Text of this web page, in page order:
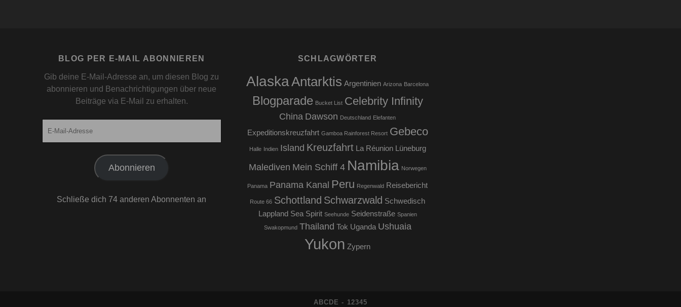
BLOG PER E-MAIL ABONNIEREN
Gib deine E-Mail-Adresse an, um diesen Blog zu
abonnieren und Benachrichtigungen über neue
Beiträge via E-Mail zu erhalten.
Abonnieren
Schließe dich 74 anderen Abonnenten an
SCHLAGWÖRTER
AlaskaAntarktis Argentinien Arizona Barcelona
Blogparade Bucket List Celebrity Infinity
China Dawson Deutschland Elefanten
Expeditionskreuzfahrt Gamboa Rainforest Resort Gebeco
Halle Indien Island Kreuzfahrt La Réunion Lüneburg
Malediven Mein Schiff 4 Namibia Norwegen
Panama Panama Kanal Peru Regenwald Reisebericht
Route 66 Schottland Schwarzwald Schwedisch
Lappland Sea Spirit Seehunde Seidenstraße Spanien
Swakopmund Thailand Tok Uganda Ushuaia
Yukon Zypern
ABCDE - 12345